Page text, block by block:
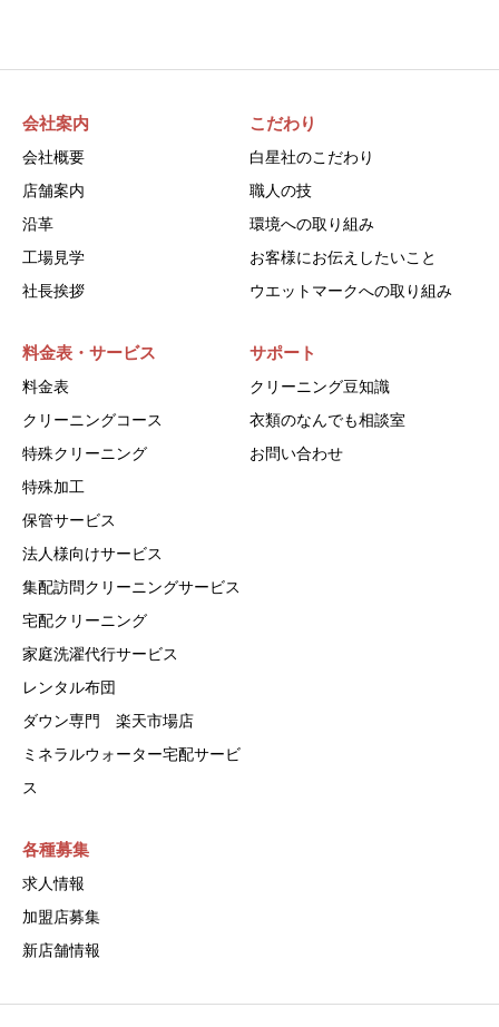
会社案内
会社概要
店舗案内
沿革
工場見学
社長挨拶
こだわり
白星社のこだわり
職人の技
環境への取り組み
お客様にお伝えしたいこと
ウエットマークへの取り組み
料金表・サービス
料金表
クリーニングコース
特殊クリーニング
特殊加工
保管サービス
法人様向けサービス
集配訪問クリーニングサービス
宅配クリーニング
家庭洗濯代行サービス
レンタル布団
ダウン専門 楽天市場店
ミネラルウォーター宅配サービ
ス
サポート
クリーニング豆知識
衣類のなんでも相談室
お問い合わせ
各種募集
求人情報
加盟店募集
新店舗情報